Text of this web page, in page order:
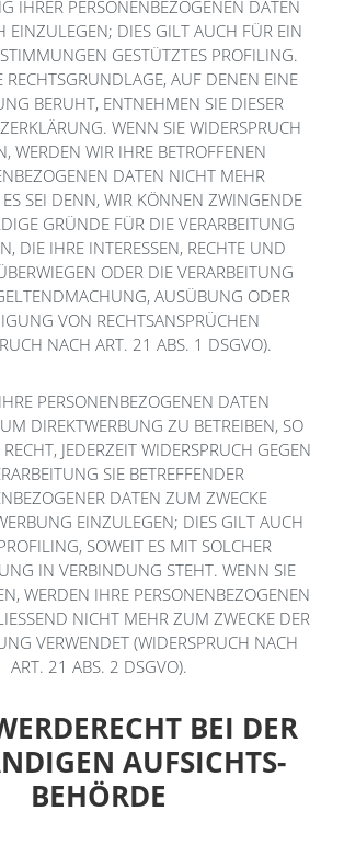
IHRER PERSONENBEZOGENEN DATEN
EINZULEGEN; DIES GILT AUCH FÜR EIN
GESTÜTZTES PROFILING.
RECHTSGRUNDLAGE, AUF DENEN EINE
BERUHT, ENTNEHMEN SIE DIESER
WENN SIE WIDERSPRUCH
WERDEN WIR IHRE BETROFFENEN
DATEN NICHT MEHR
ES SEI DENN, WIR KÖNNEN ZWINGENDE
GRÜNDE FÜR DIE VERARBEITUNG
DIE IHRE INTERESSEN, RECHTE UND
ODER DIE VERARBEITUNG
AUSÜBUNG ODER
VON RECHTSANSPRÜCHEN
NACH ART. 21 ABS. 1 DSGVO).
PERSONENBEZOGENEN DATEN
DIREKTWERBUNG ZU BETREIBEN, SO
JEDERZEIT WIDERSPRUCH GEGEN
SIE BETREFFENDER
DATEN ZUM ZWECKE
EINZULEGEN; DIES GILT AUCH
SOWEIT ES MIT SOLCHER
IN VERBINDUNG STEHT. WENN SIE
WERDEN IHRE PERSONENBEZOGENEN
NICHT MEHR ZUM ZWECKE DER
VERWENDET (WIDERSPRUCH NACH
ART. 21 ABS. 2 DSGVO).
BEI DER
AUFSICHTS­
BEHÖRDE